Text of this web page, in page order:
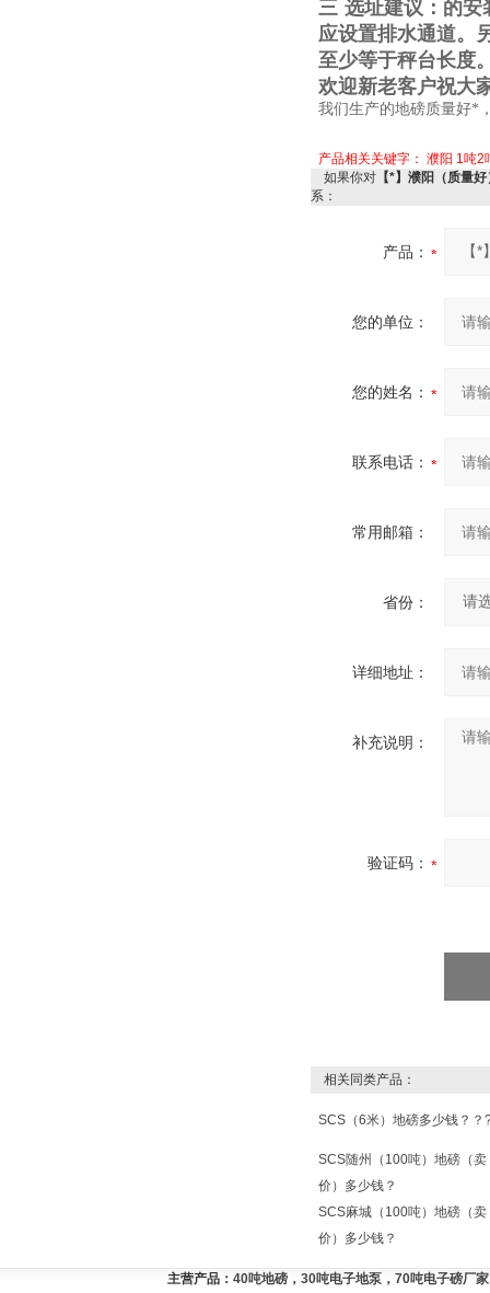
三 选址建议：的安
应设置排水通道。
至少等于秤台长度
欢迎新老客户祝大
我们生产的地磅质量好*
产品相关关键字： 濮阳 1吨2
如果你对 【*】濮阳（质量
系：
产品：
您的单位：
您的姓名：
联系电话：
常用邮箱：
省份：
详细地址：
补充说明：
验证码：
相关同类产品：
SCS（6米）地磅多少钱？？
SCS随州（100吨）地磅（卖
价）多少钱？
SCS麻城（100吨）地磅（卖
价）多少钱？
主营产品： 40吨地磅，30吨电子地泵，70吨电子磅厂